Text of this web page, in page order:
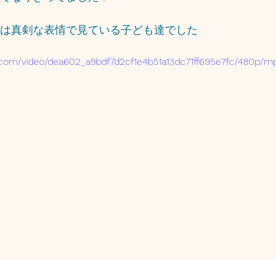
真剣な表情で見ている子ども達でした
video/dea602_a9bdf7d2cf1e4b51a13dc71ff695e7fc/480p/